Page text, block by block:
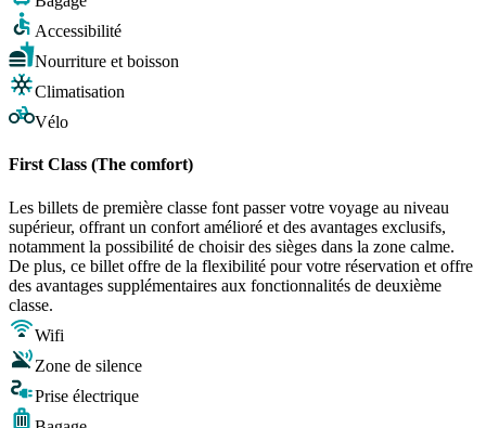
Accessibilité
Nourriture et boisson
Climatisation
Vélo
First Class (The comfort)
Les billets de première classe font passer votre voyage au niveau
supérieur, offrant un confort amélioré et des avantages exclusifs,
notamment la possibilité de choisir des sièges dans la zone calme.
De plus, ce billet offre de la flexibilité pour votre réservation et offre
des avantages supplémentaires aux fonctionnalités de deuxième
classe.
Wifi
Zone de silence
Prise électrique